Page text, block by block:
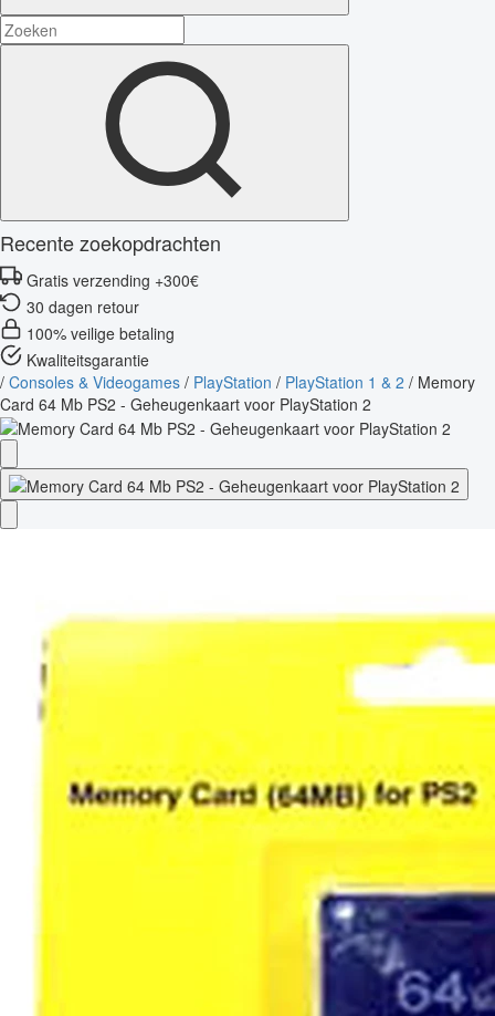
Recente zoekopdrachten
Gratis verzending +300€
30 dagen retour
100% veilige betaling
Kwaliteitsgarantie
/ Consoles & Videogames / PlayStation / PlayStation 1 & 2 / Memory
Card 64 Mb PS2 - Geheugenkaart voor PlayStation 2